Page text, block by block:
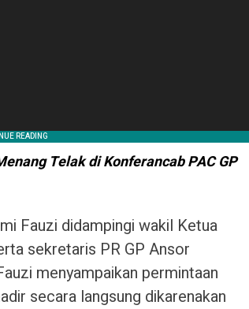
Telak di Konferancab PAC GP
Fauzi didampingi wakil Ketua
sekretaris PR GP Ansor
menyampaikan permintaan
secara langsung dikarenakan